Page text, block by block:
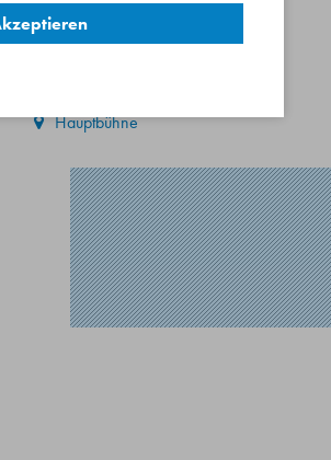
Komödie von Eberhard Wagner
Hauptbühne